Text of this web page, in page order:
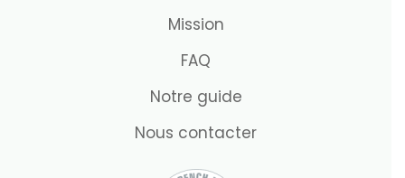
Mission
FAQ
Notre guide
Nous contacter